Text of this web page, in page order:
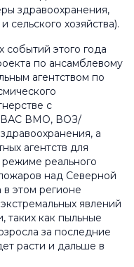
здравоохранения,
сельского хозяйства).
событий этого года
по ансамблевому
агентством по
с
ВАС ВМО, ВОЗ/
а
агентств для
реального
над Северной
в этом регионе
явлений
таких как пыльные
за последние
расти и дальше в